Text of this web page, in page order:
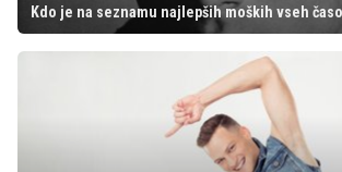
Kdo je na seznamu najlepših moških vseh